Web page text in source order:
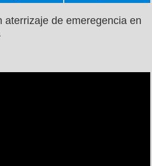
aterrizaje de emeregencia en